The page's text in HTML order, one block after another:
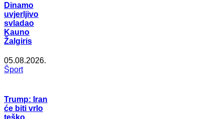
Dinamo
uvjerljivo
svladao
Kauno
Žalgiris
05.08.2026.
Šport
Trump: Iran
će biti vrlo